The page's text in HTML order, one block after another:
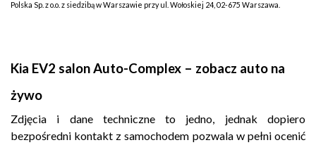
Polska Sp. z o.o. z siedzibą w Warszawie przy ul. Wołoskiej 24, 02-675 Warszawa.
Kia EV2 salon Auto-Complex – zobacz auto na
żywo
Zdjęcia i dane techniczne to jedno, jednak dopiero
bezpośredni kontakt z samochodem pozwala w pełni ocenić